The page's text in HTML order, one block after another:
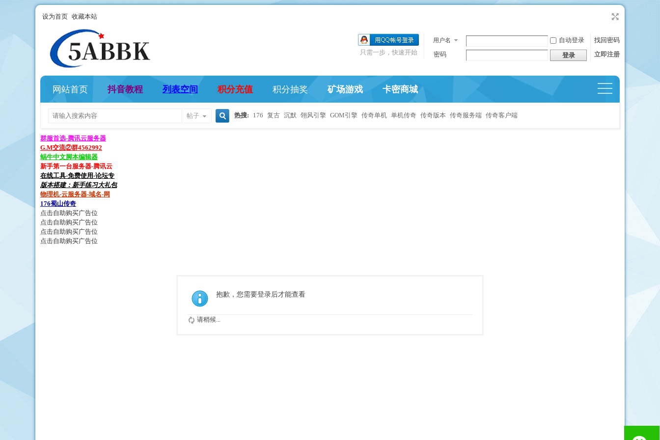
设为首页 收藏本站
用户名 自动登录
找回密码
密码
登录 立即注册
只需一步，快速开始
网站首页 抖音教程 列表空间 积分充值 积分抽奖 矿场游戏 卡密商城
帖子 热搜: 176 复古 沉默 翎风引擎 GOM引擎 传奇单机 单机传奇 传奇版本 传奇服务端 传奇客户端
群服首选-腾讯云服务器
G.M交流②群4562992
蜗牛中文脚本编辑器
新手第一台服务器-腾讯云
在线工具-免费使用-论坛专
版本搭建：新手练习大礼包
物理机-云服务器-域名-网
176蜀山传奇
点击自助购买广告位
点击自助购买广告位
点击自助购买广告位
点击自助购买广告位
抱歉，您需要登录后才能查看
请稍候...